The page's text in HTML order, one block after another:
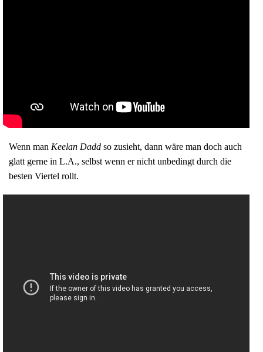
Wenn man Keelan Dadd so zusieht, dann wäre man doch auch
glatt gerne in L.A., selbst wenn er nicht unbedingt durch die
besten Viertel rollt.